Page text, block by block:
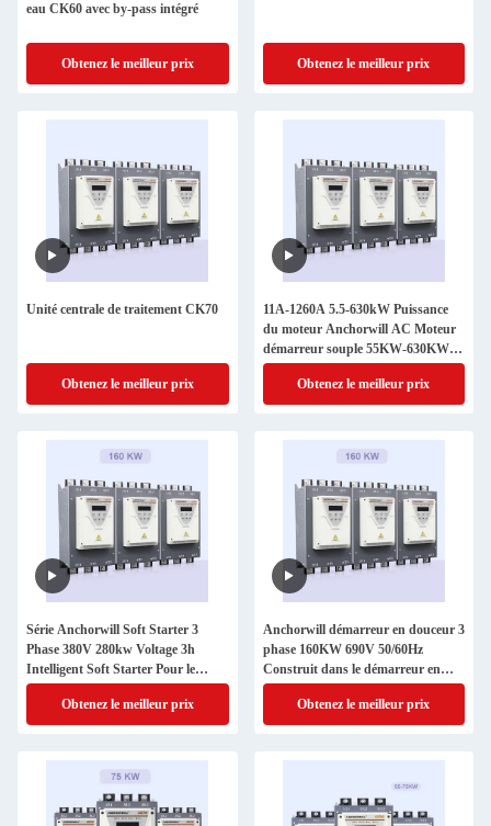
eau CK60 avec by-pass intégré
Obtenez le meilleur prix Obtenez le meilleur prix
Unité centrale de traitement CK70
Obtenez le meilleur prix
11A-1260A 5.5-630kW Puissance
du moteur Anchorwill AC Moteur
démarreur souple 55KW-630KW
380V 690V Moteur de dérivation
intégré démarreur souple 3e phase
Obtenez le meilleur prix
Série Anchorwill Soft Starter 3
Phase 380V 280kw Voltage 3h
Intelligent Soft Starter Pour le
climatiseur
Obtenez le meilleur prix
Anchorwill démarreur en douceur 3
phase 160KW 690V 50/60Hz
Construit dans le démarreur en
douceur moteur de démarrage en
douceur de contournement
Obtenez le meilleur prix